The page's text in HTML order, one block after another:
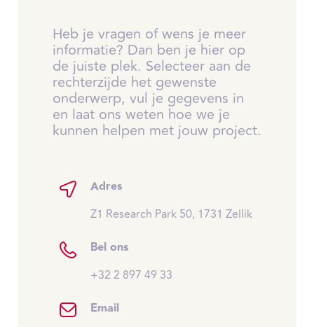
Heb je vragen of wens je meer
informatie? Dan ben je hier op
de juiste plek. Selecteer aan de
rechterzijde het gewenste
onderwerp, vul je gegevens in
en laat ons weten hoe we je
kunnen helpen met jouw project.
Adres
Z1 Research Park 50, 1731 Zellik
Bel ons
+32 2 897 49 33
Email